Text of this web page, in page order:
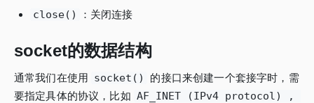
close() ：关闭连接
socket的数据结构
通常我们在使用 socket()
的接口来创建一个套接字时，需
要指定具体的协议，比如 AF_INET (IPv4 protocol) ,